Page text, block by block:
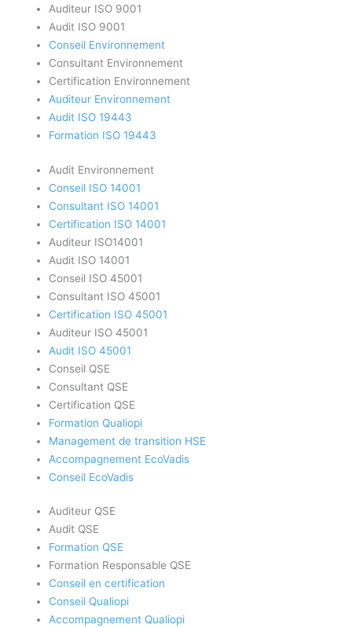
Auditeur ISO 9001
Audit ISO 9001
Conseil Environnement
Consultant Environnement
Certification Environnement
Auditeur Environnement
Audit ISO 19443
Formation ISO 19443
Audit Environnement
Conseil ISO 14001
Consultant ISO 14001
Certification ISO 14001
Auditeur ISO14001
Audit ISO 14001
Conseil ISO 45001
Consultant ISO 45001
Certification ISO 45001
Auditeur ISO 45001
Audit ISO 45001
Conseil QSE
Consultant QSE
Certification QSE
Formation Qualiopi
Management de transition HSE
Accompagnement EcoVadis
Conseil EcoVadis
Auditeur QSE
Audit QSE
Formation QSE
Formation Responsable QSE
Conseil en certification
Conseil Qualiopi
Accompagnement Qualiopi